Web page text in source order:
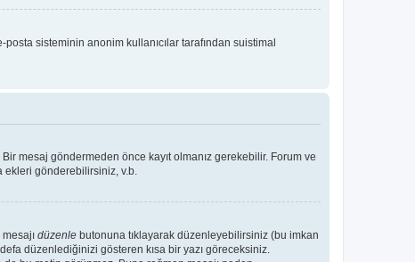
sisteminin anonim kullanıcılar tarafından suistimal
mesaj göndermeden önce kayıt olmanız gerekebilir. Forum ve
ekleri gönderebilirsiniz, v.b.
düzenle butonuna tıklayarak düzenleyebilirsiniz (bu imkan
düzenlediğinizi gösteren kısa bir yazı göreceksiniz.